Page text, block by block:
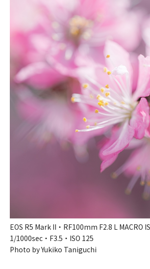
EOS R5 Mark II・RF100mm F2.8 L MACRO
1/1000sec・F3.5・ISO 125
Photo by Yukiko Taniguchi